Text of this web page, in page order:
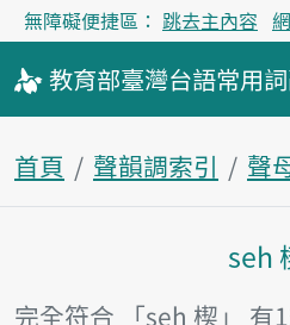
無障礙便捷區： 跳去主內容
教育部臺灣台語常用詞
首頁 聲韻調索引 聲
seh
完全符合 「seh 楔」 有